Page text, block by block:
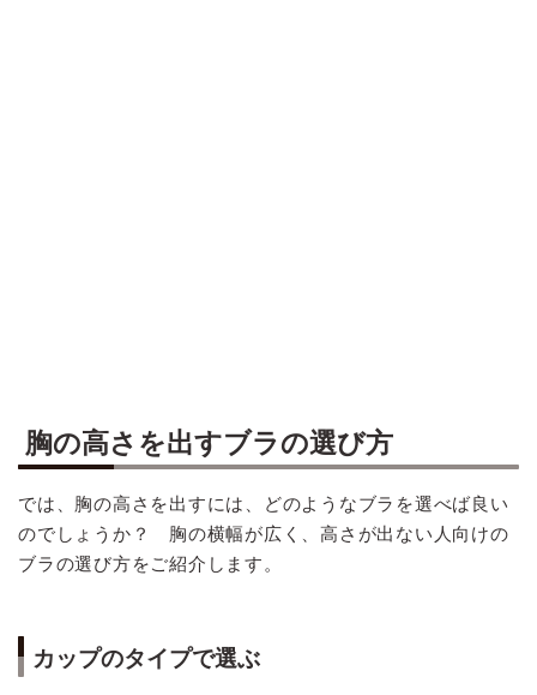
胸の高さを出すブラの選び方
では、胸の高さを出すには、どのようなブラを選べば良い
のでしょうか？ 胸の横幅が広く、高さが出ない人向けの
ブラの選び方をご紹介します。
カップのタイプで選ぶ